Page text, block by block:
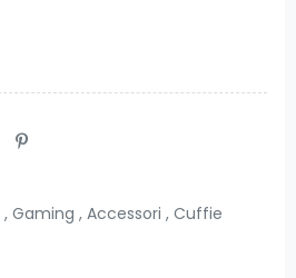
, Gaming , Accessori , Cuffie